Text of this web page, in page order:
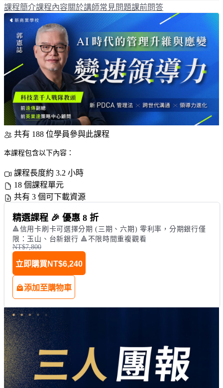
課程簡介課程內容關於講師常見問題課前問答
共有 188 位學員參與此課程
本課程包含以下內容：
課程長度約 3.2 小時
18 個課程單元
共有 3 個可下載資源
精選課程 🎉 優惠 8 折
🔺信用卡刷卡可選擇分期 (三期、六期) 零利率，分期銀行僅
限：玉山、台新銀行 🔺不限時間重複觀看
NT$7,800
立即購買 NT$6,240
添加至購物車